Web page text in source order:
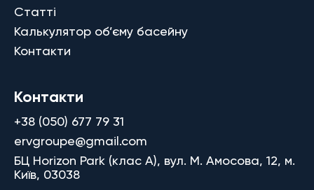
Статті
Калькулятор об’єму басейну
Контакти
Контакти
+38 (050) 677 79 31
ervgroupe@gmail.com
БЦ Horizon Park (клас A), вул. М. Амосова, 12, м.
Київ, 03038